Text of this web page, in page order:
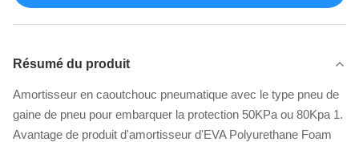
Résumé du produit
Amortisseur en caoutchouc pneumatique avec le type pneu de
gaine de pneu pour embarquer la protection 50KPa ou 80Kpa 1.
Avantage de produit d'amortisseur d'EVA Polyurethane Foam